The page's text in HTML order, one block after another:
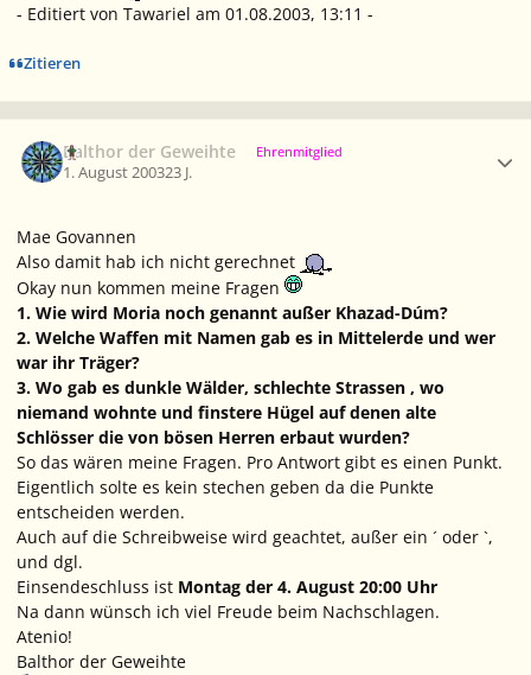
- Editiert von Tawariel am 01.08.2003, 13:11 -
Zitieren
Balthor der Geweihte Ehrenmitglied
1. August 200323 J.
Mae Govannen
Also damit hab ich nicht gerechnet
Okay nun kommen meine Fragen
1. Wie wird Moria noch genannt außer Khazad-Dúm?
2. Welche Waffen mit Namen gab es in Mittelerde und wer
war ihr Träger?
3. Wo gab es dunkle Wälder, schlechte Strassen , wo
niemand wohnte und finstere Hügel auf denen alte
Schlösser die von bösen Herren erbaut wurden?
So das wären meine Fragen. Pro Antwort gibt es einen Punkt.
Eigentlich solte es kein stechen geben da die Punkte
entscheiden werden.
Auch auf die Schreibweise wird geachtet, außer ein ´ oder `,
und dgl.
Einsendeschluss ist Montag der 4. August 20:00 Uhr
Na dann wünsch ich viel Freude beim Nachschlagen.
Atenio!
Balthor der Geweihte